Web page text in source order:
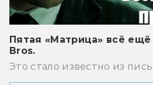
Пятая «Матрица» всё
Bros.
Это стало известно из